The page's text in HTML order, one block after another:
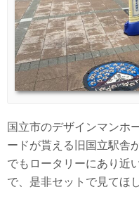
国立市のデザインマンホ
ードが貰える旧国立駅舎
でもロータリーにあり近
で、是非セットで見てほ